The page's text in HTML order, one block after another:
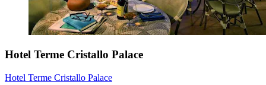
Hotel Terme Cristallo Palace
Hotel Terme Cristallo Palace